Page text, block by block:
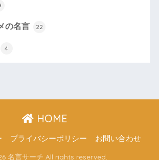
の名言 22
4
HOME
プライバシーポリシー お問い合わせ
名言サーチ All rights reserved.